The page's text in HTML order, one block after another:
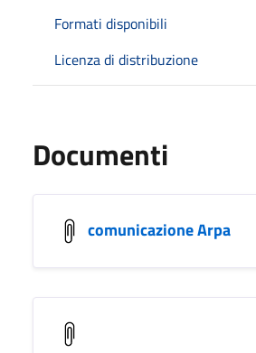
Formati disponibili
Licenza di distribuzione
Documenti
comunicazione Arpa